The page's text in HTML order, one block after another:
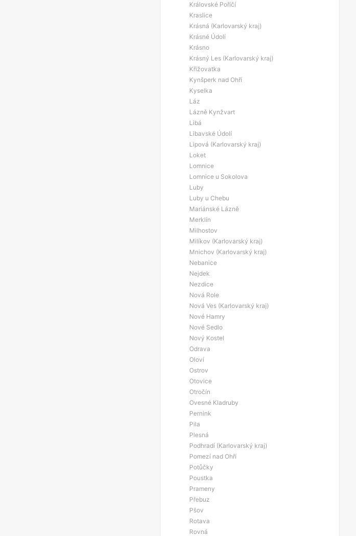
Královské Poříčí
Kraslice
Krásná (Karlovarský kraj)
Krásné Údolí
Krásno
Krásný Les (Karlovarský kraj)
Křižovatka
Kynšperk nad Ohří
Kyselka
Láz
Lázně Kynžvart
Libá
Libavské Údolí
Lipová (Karlovarský kraj)
Loket
Lomnice
Lomnice u Sokolova
Luby
Luby u Chebu
Mariánské Lázně
Merklín
Milhostov
Milíkov (Karlovarský kraj)
Mnichov (Karlovarský kraj)
Nebanice
Nejdek
Nezdice
Nová Role
Nová Ves (Karlovarský kraj)
Nové Hamry
Nové Sedlo
Nový Kostel
Odrava
Oloví
Ostrov
Otovice
Otročín
Ovesné Kladruby
Pernink
Pila
Plesná
Podhradí (Karlovarský kraj)
Pomezí nad Ohří
Potůčky
Poustka
Prameny
Přebuz
Pšov
Rotava
Rovná